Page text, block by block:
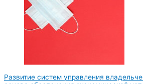
Развитие систем управления